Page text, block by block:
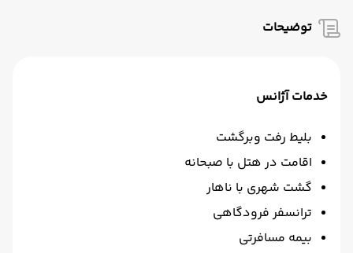
توضیحات
خدمات آژانس
بلیط رفت وبرگشت
اقامت در هتل با صبحانه
گشت شهری با ناهار
ترانسفر فرودگاهی
بیمه مسافرتی